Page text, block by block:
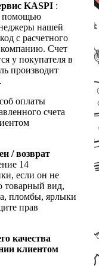
KASPI :
помощью
нашей
с расчетного
Счет
у покупателя в
производит
оплаты
счета
/ возврат
14
если он не
товарный вид,
пломбы, ярлыки
прав
качества
клиентом